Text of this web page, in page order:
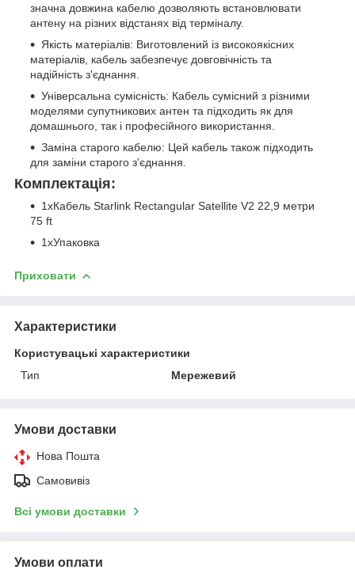
значна довжина кабелю дозволяють встановлювати
антену на різних відстанях від терміналу.
Якість матеріалів: Виготовлений із високоякісних
матеріалів, кабель забезпечує довговічність та
надійність з'єднання.
Універсальна сумісність: Кабель сумісний з різними
моделями супутникових антен та підходить як для
домашнього, так і професійного використання.
Заміна старого кабелю: Цей кабель також підходить
для заміни старого з'єднання.
Комплектація:
1хКабель Starlink Rectangular Satellite V2 22,9 метри
75 ft
1xУпаковка
Приховати
Характеристики
Користувацькі характеристики
Тип
Мережевий
Умови доставки
Нова Пошта
Самовивіз
Всі умови доставки
Умови оплати